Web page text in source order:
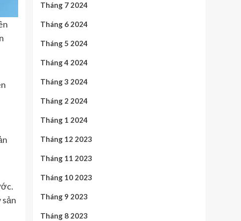
sản
Tháng 7 2024
Tháng 6 2024
Tháng 5 2024
Tháng 4 2024
Tháng 3 2024
Tháng 2 2024
Tháng 1 2024
Tháng 12 2023
Tháng 11 2023
Tháng 10 2023
Tháng 9 2023
Tháng 8 2023